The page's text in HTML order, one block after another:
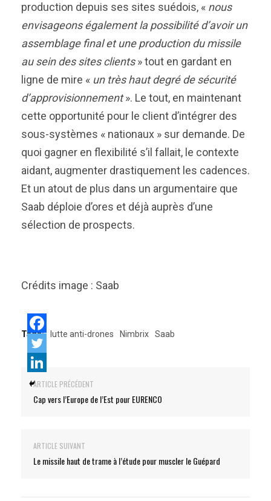
production depuis ses sites suédois, « nous
envisageons également la possibilité d’avoir un
assemblage final et une production du missile
au sein des sites clients» tout en gardant en
ligne de mire « un très haut degré de sécurité
d’approvisionnement». Le tout, en maintenant
cette opportunité pour le client d’intégrer des
sous-systèmes « nationaux » sur demande. De
quoi gagner en flexibilité s’il fallait, le contexte
aidant, augmenter drastiquement les cadences.
Et un atout de plus dans un argumentaire que
Saab déploie d’ores et déjà auprès d’une
sélection de prospects.
Crédits image : Saab
Tags: lutte anti-drones Nimbrix Saab
ARTICLE PRÉCÉDENT
Cap vers l’Europe de l’Est pour EURENCO
ARTICLE SUIVANT
Le missile haut de trame à l’étude pour muscler le Guépard